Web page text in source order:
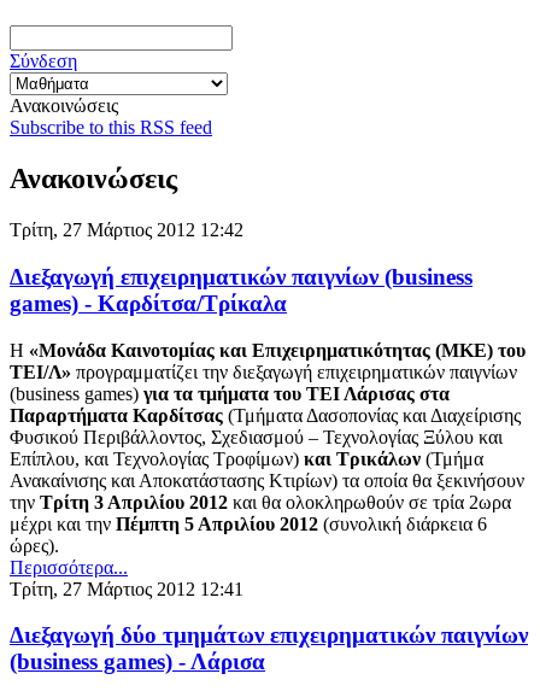
Σύνδεση
Ανακοινώσεις
Subscribe to this RSS feed
Ανακοινώσεις
Τρίτη, 27 Μάρτιος 2012 12:42
Διεξαγωγή επιχειρηματικών παιγνίων (business
games) - Καρδίτσα/Τρίκαλα
Η «Μονάδα Καινοτομίας και Επιχειρηματικότητας (ΜΚΕ) του
ΤΕΙ/Λ» προγραμματίζει την διεξαγωγή επιχειρηματικών παιγνίων
(business games) για τα τμήματα του ΤΕΙ Λάρισας στα
Παραρτήματα Καρδίτσας (Τμήματα Δασοπονίας και Διαχείρισης
Φυσικού Περιβάλλοντος, Σχεδιασμού – Τεχνολογίας Ξύλου και
Επίπλου, και Τεχνολογίας Τροφίμων) και Τρικάλων (Τμήμα
Ανακαίνισης και Αποκατάστασης Κτιρίων) τα οποία θα ξεκινήσουν
την Τρίτη 3 Απριλίου 2012 και θα ολοκληρωθούν σε τρία 2ωρα
μέχρι και την Πέμπτη 5 Απριλίου 2012 (συνολική διάρκεια 6
ώρες).
Περισσότερα...
Τρίτη, 27 Μάρτιος 2012 12:41
Διεξαγωγή δύο τμημάτων επιχειρηματικών παιγνίων
(business games) - Λάρισα